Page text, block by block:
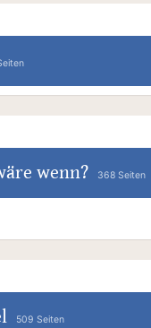
wenn? 368 Seiten
509 Seiten